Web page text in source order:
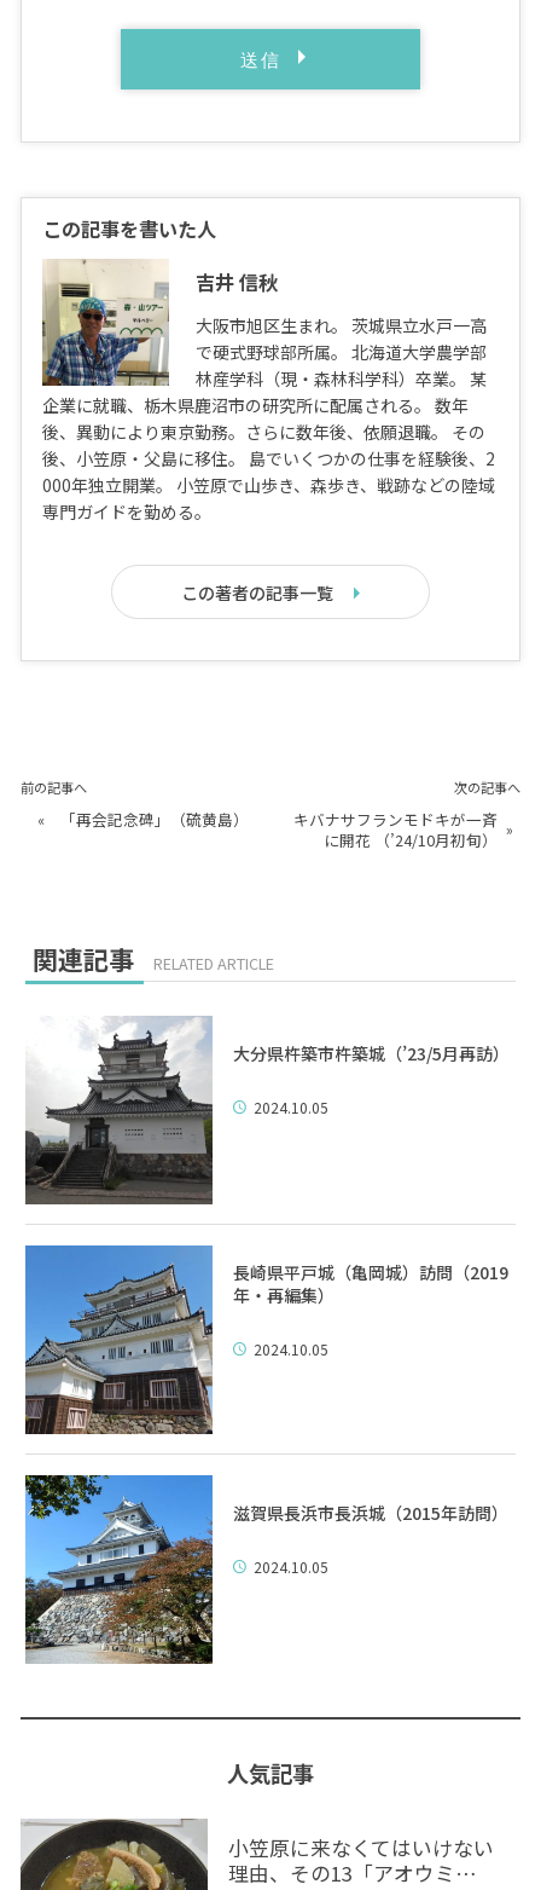
この記事を書いた人
吉井 信秋
大阪市旭区生まれ。 茨城県立水戸一高
で硬式野球部所属。 北海道大学農学部
林産学科（現・森林科学科）卒業。 某
企業に就職、栃木県鹿沼市の研究所に配属される。 数年
後、異動により東京勤務。さらに数年後、依願退職。 その
後、小笠原・父島に移住。 島でいくつかの仕事を経験後、2
000年独立開業。 小笠原で山歩き、森歩き、戦跡などの陸域
専門ガイドを勤める。
この著者の記事一覧
前の記事へ
« 「再会記念碑」（硫黄島）
次の記事へ
キバナサフランモドキが一斉
に開花 （’24/10月初旬）
»
関連記事 RELATED ARTICLE
大分県杵築市杵築城（’23/5月再訪）
2024.10.05
長崎県平戸城（亀岡城）訪問（2019
年・再編集）
2024.10.05
滋賀県長浜市長浜城（2015年訪問）
2024.10.05
人気記事
小笠原に来なくてはいけない
理由、その13「アオウミ…